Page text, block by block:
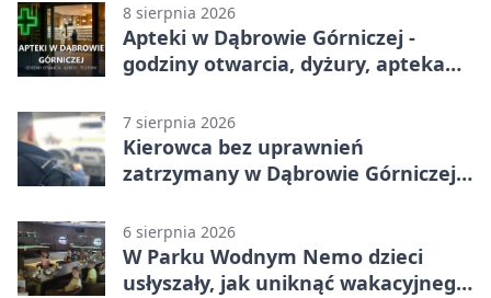
8 sierpnia 2026
Apteki w Dąbrowie Górniczej -
godziny otwarcia, dyżury, apteka
7 sierpnia 2026
Kierowca bez uprawnień
zatrzymany w Dąbrowie Górniczej.
6 sierpnia 2026
W Parku Wodnym Nemo dzieci
usłyszały, jak uniknąć wakacyjnego